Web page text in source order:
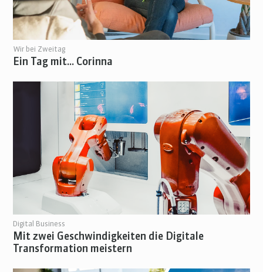
Wir bei Zweitag
Ein Tag mit... Corinna
Digital Business
Mit zwei Geschwindigkeiten die Digitale
Transformation meistern